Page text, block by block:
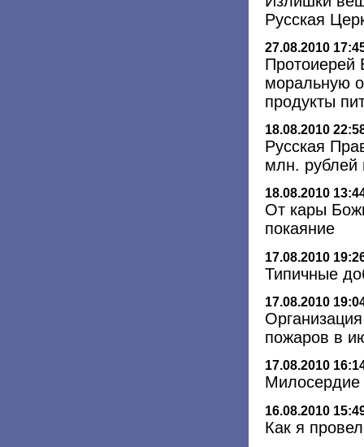
Русская
27.08.2010
Протоиерей
моральную
продукты
18.08.2010
Русская
млн. рублей
18.08.2010
От кары
покаяние
17.08.2010
Типичные
17.08.2010
пожаров в
17.08.2010
16.08.2010
Как я